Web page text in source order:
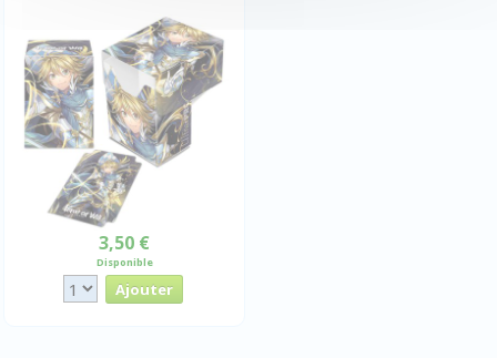
3,50 €
Disponible